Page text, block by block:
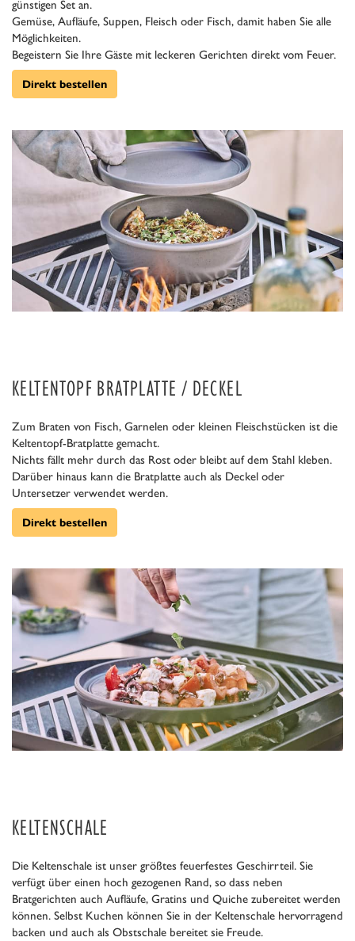
günstigen Set an.
Gemüse, Aufläufe, Suppen, Fleisch oder Fisch, damit haben Sie alle
Möglichkeiten.
Begeistern Sie Ihre Gäste mit leckeren Gerichten direkt vom Feuer.
Direkt bestellen
KELTENTOPF BRATPLATTE / DECKEL
Zum Braten von Fisch, Garnelen oder kleinen Fleischstücken ist die
Keltentopf-Bratplatte gemacht.
Nichts fällt mehr durch das Rost oder bleibt auf dem Stahl kleben.
Darüber hinaus kann die Bratplatte auch als Deckel oder
Untersetzer verwendet werden.
Direkt bestellen
KELTENSCHALE
Die Keltenschale ist unser größtes feuerfestes Geschirrteil. Sie
verfügt über einen hoch gezogenen Rand, so dass neben
Bratgerichten auch Aufläufe, Gratins und Quiche zubereitet werden
können. Selbst Kuchen können Sie in der Keltenschale hervorragend
backen und auch als Obstschale bereitet sie Freude.